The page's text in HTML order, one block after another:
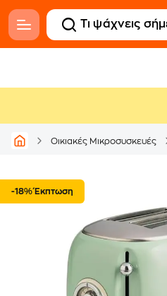
Οικιακές Μικροσυσκευές
-18% Έκπτωση